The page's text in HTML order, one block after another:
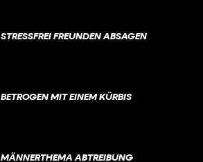
STRESSFREI FREUNDEN ABSAGEN
BETROGEN MIT EINEM KÜRBIS
MÄNNERTHEMA ABTREIBUNG